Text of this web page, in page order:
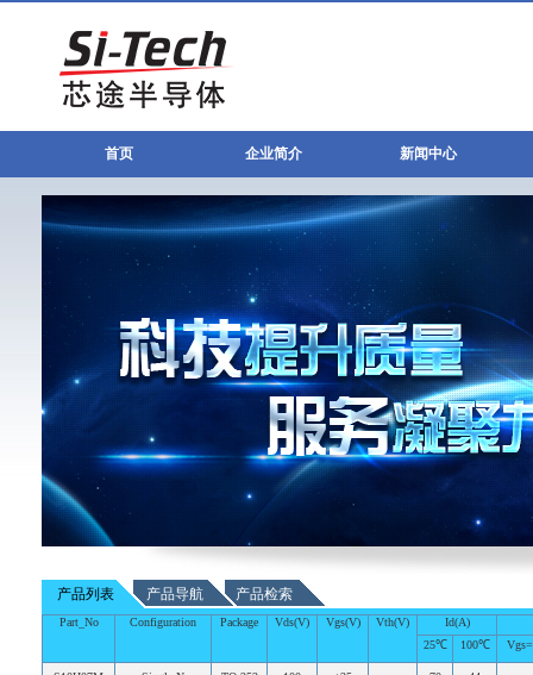
首页 企业简介 新闻中心
产品列表 产品导航 产品检索
Part_No Configuration Package Vds(V) Vgs(V) Vth(V)
Id(A)
25℃
100℃